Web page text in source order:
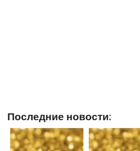
Последние новости: